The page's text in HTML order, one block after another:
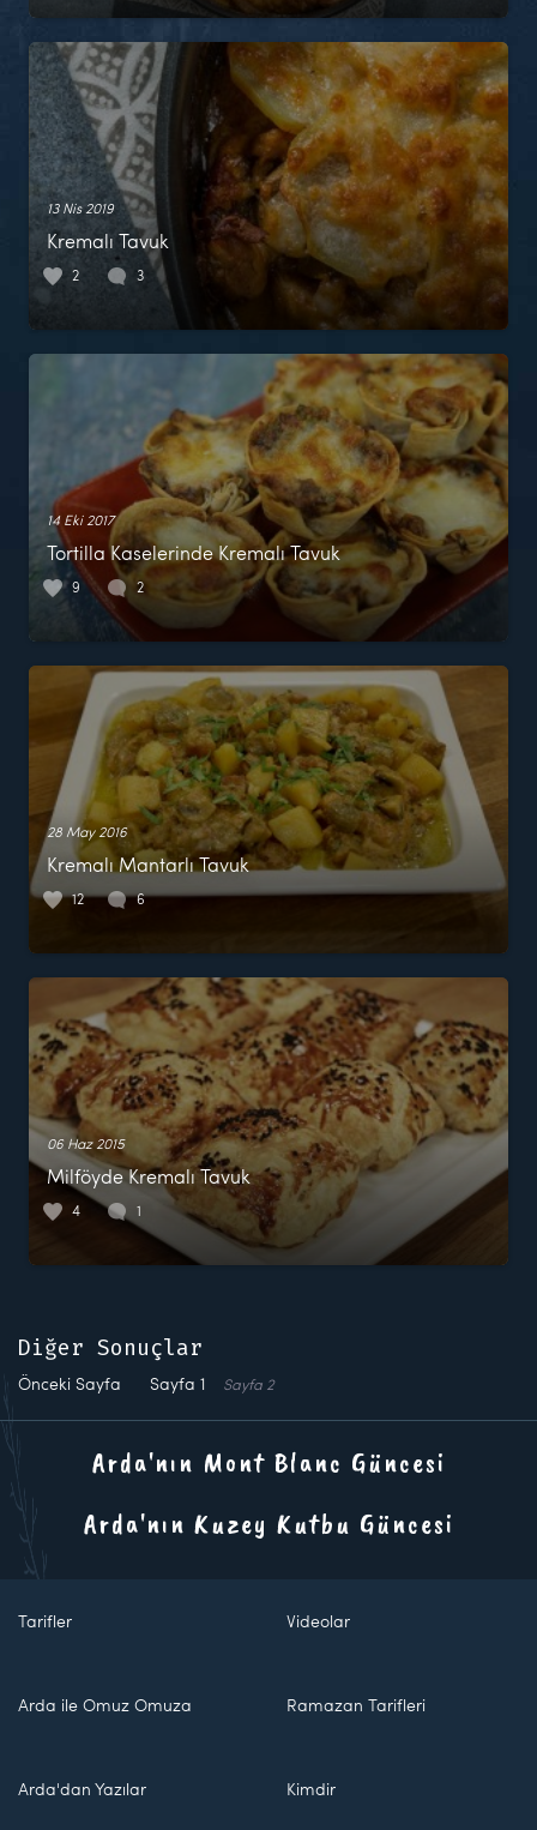
13 Nis 2019
Kremalı Tavuk
2 3
14 Eki 2017
Tortilla Kaselerinde Kremalı Tavuk
9 2
28 May 2016
Kremalı Mantarlı Tavuk
12 6
06 Haz 2015
Milföyde Kremalı Tavuk
4 1
Diğer Sonuçlar
Önceki Sayfa Sayfa 1 Sayfa 2
Arda'nın Mont Blanc Güncesi
Arda'nın Kuzey Kutbu Güncesi
Tarifler Videolar
Arda ile Omuz Omuza Ramazan Tarifleri
Arda'dan Yazılar Kimdir